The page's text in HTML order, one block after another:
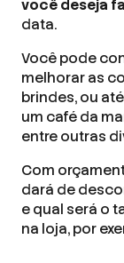
você deseja
data.
Você pode
melhorar as
brindes, ou
um café da
entre outras
Com
dará de
e qual será o
na loja, por